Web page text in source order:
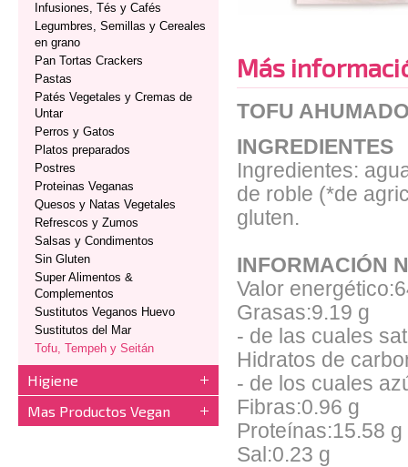
Infusiones, Tés y Cafés
Legumbres, Semillas y Cereales
en grano
Pan Tortas Crackers
Pastas
Patés Vegetales y Cremas de
Untar
Perros y Gatos
Platos preparados
Postres
Proteinas Veganas
Quesos y Natas Vegetales
Refrescos y Zumos
Salsas y Condimentos
Sin Gluten
Super Alimentos &
Complementos
Sustitutos Veganos Huevo
Sustitutos del Mar
Tofu, Tempeh y Seitán
Higiene
Mas Productos Vegan
Más
TOFU
INGREDIENTES
Ingredientes:
de roble (*de
gluten.
INFORMACIÓN
Valor
Grasas:9.19 g
- de las cuales
Hidratos de
- de los cuales
Fibras:0.96 g
Proteínas:15.58 g
Sal:0.23 g